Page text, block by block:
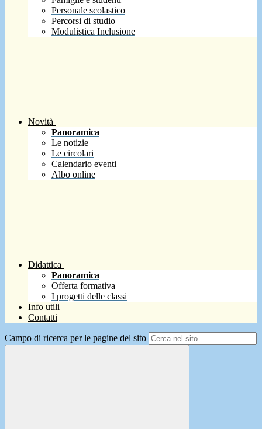
Personale scolastico
Percorsi di studio
Modulistica Inclusione
Novità
Panoramica
Le notizie
Le circolari
Calendario eventi
Albo online
Didattica
Panoramica
Offerta formativa
I progetti delle classi
Info utili
Contatti
Campo di ricerca per le pagine del sito